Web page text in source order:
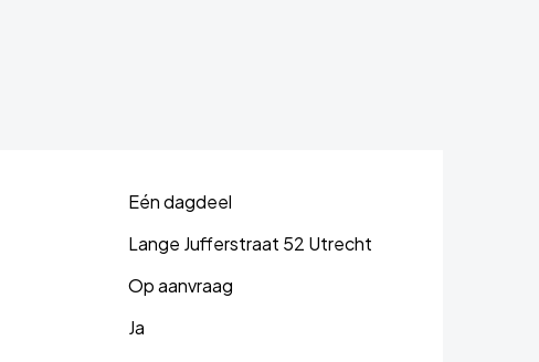
Eén dagdeel
Lange Jufferstraat 52 Utrecht
Op aanvraag
Ja